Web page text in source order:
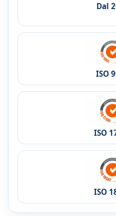
Dal
ISO
ISO
ISO